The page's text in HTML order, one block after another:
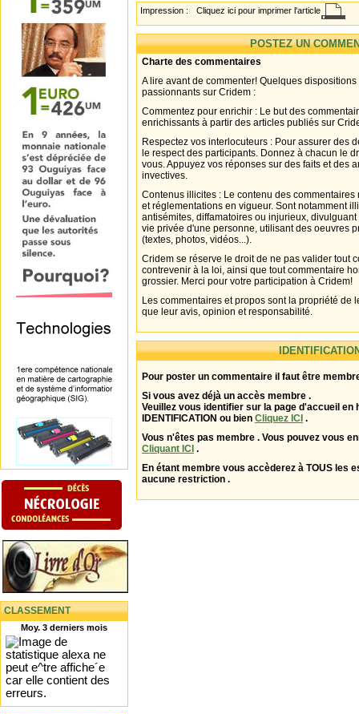
CLASSEMENT
Moy. 3 derniers mois
Impression : Cliquez ici pour imprimer l'article
POSTEZ UN
Charte des commentaires
A lire avant de commenter! Quelques
passionnants sur Cridem :
Commentez pour enrichir : Le but des
enrichissants à partir des articles publiés sur
Respectez vos interlocuteurs : Pour assurer des
le respect des participants. Donnez à chacun le
vous. Appuyez vos réponses sur des faits et des
invectives.
Contenus illicites : Le contenu des
et réglementations en vigueur. Sont notamment
antisémites, diffamatoires ou injurieux,
vie privée d'une personne, utilisant des oeuvres
(textes, photos, vidéos...).
Cridem se réserve le droit de ne pas valider tout
contrevenir à la loi, ainsi que tout commentaire
grossier. Merci pour votre participation à Cridem!
Les commentaires et propos sont la propriété de
que leur avis, opinion et responsabilité.
Pour poster un commentaire il faut être
Si vous avez déjà un accès membre .
Veuillez vous identifier sur la page d'accueil en
IDENTIFICATION ou bien Cliquez ICI .
Vous n'êtes pas membre . Vous pouvez vous
Cliquant ICI .
En étant membre vous accèderez à TOUS les
aucune restriction .